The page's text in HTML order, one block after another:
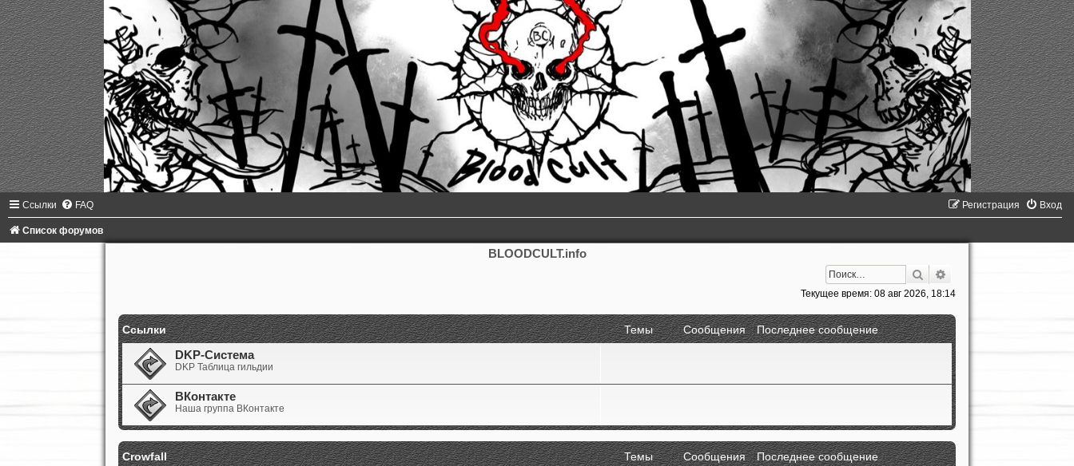
Ссылки FAQ Вход
Регистрация
Список форумов
BLOODCULT.info
Поиск
Текущее время: 08 авг 2026, 18:14
Ссылки Темы Сообщения
Последнее сообщение
DKP-Система
DKP Таблица гильдии
ВКонтакте
Наша группа ВКонтакте
Crowfall Темы Сообщения
Последнее сообщение